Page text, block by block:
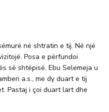
në shtratin e tij. Në një
Posa e përfundoi
së shtëpisë, Ebu Selemeja u
a.s., me dy duart e tij
Pastaj i çoi duart lart dhe